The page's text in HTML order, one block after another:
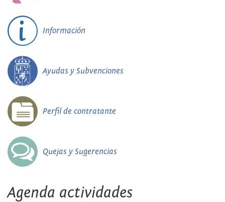
Información
Ayudas y Subvenciones
Perfil de contratante
Quejas y Sugerencias
Agenda actividades